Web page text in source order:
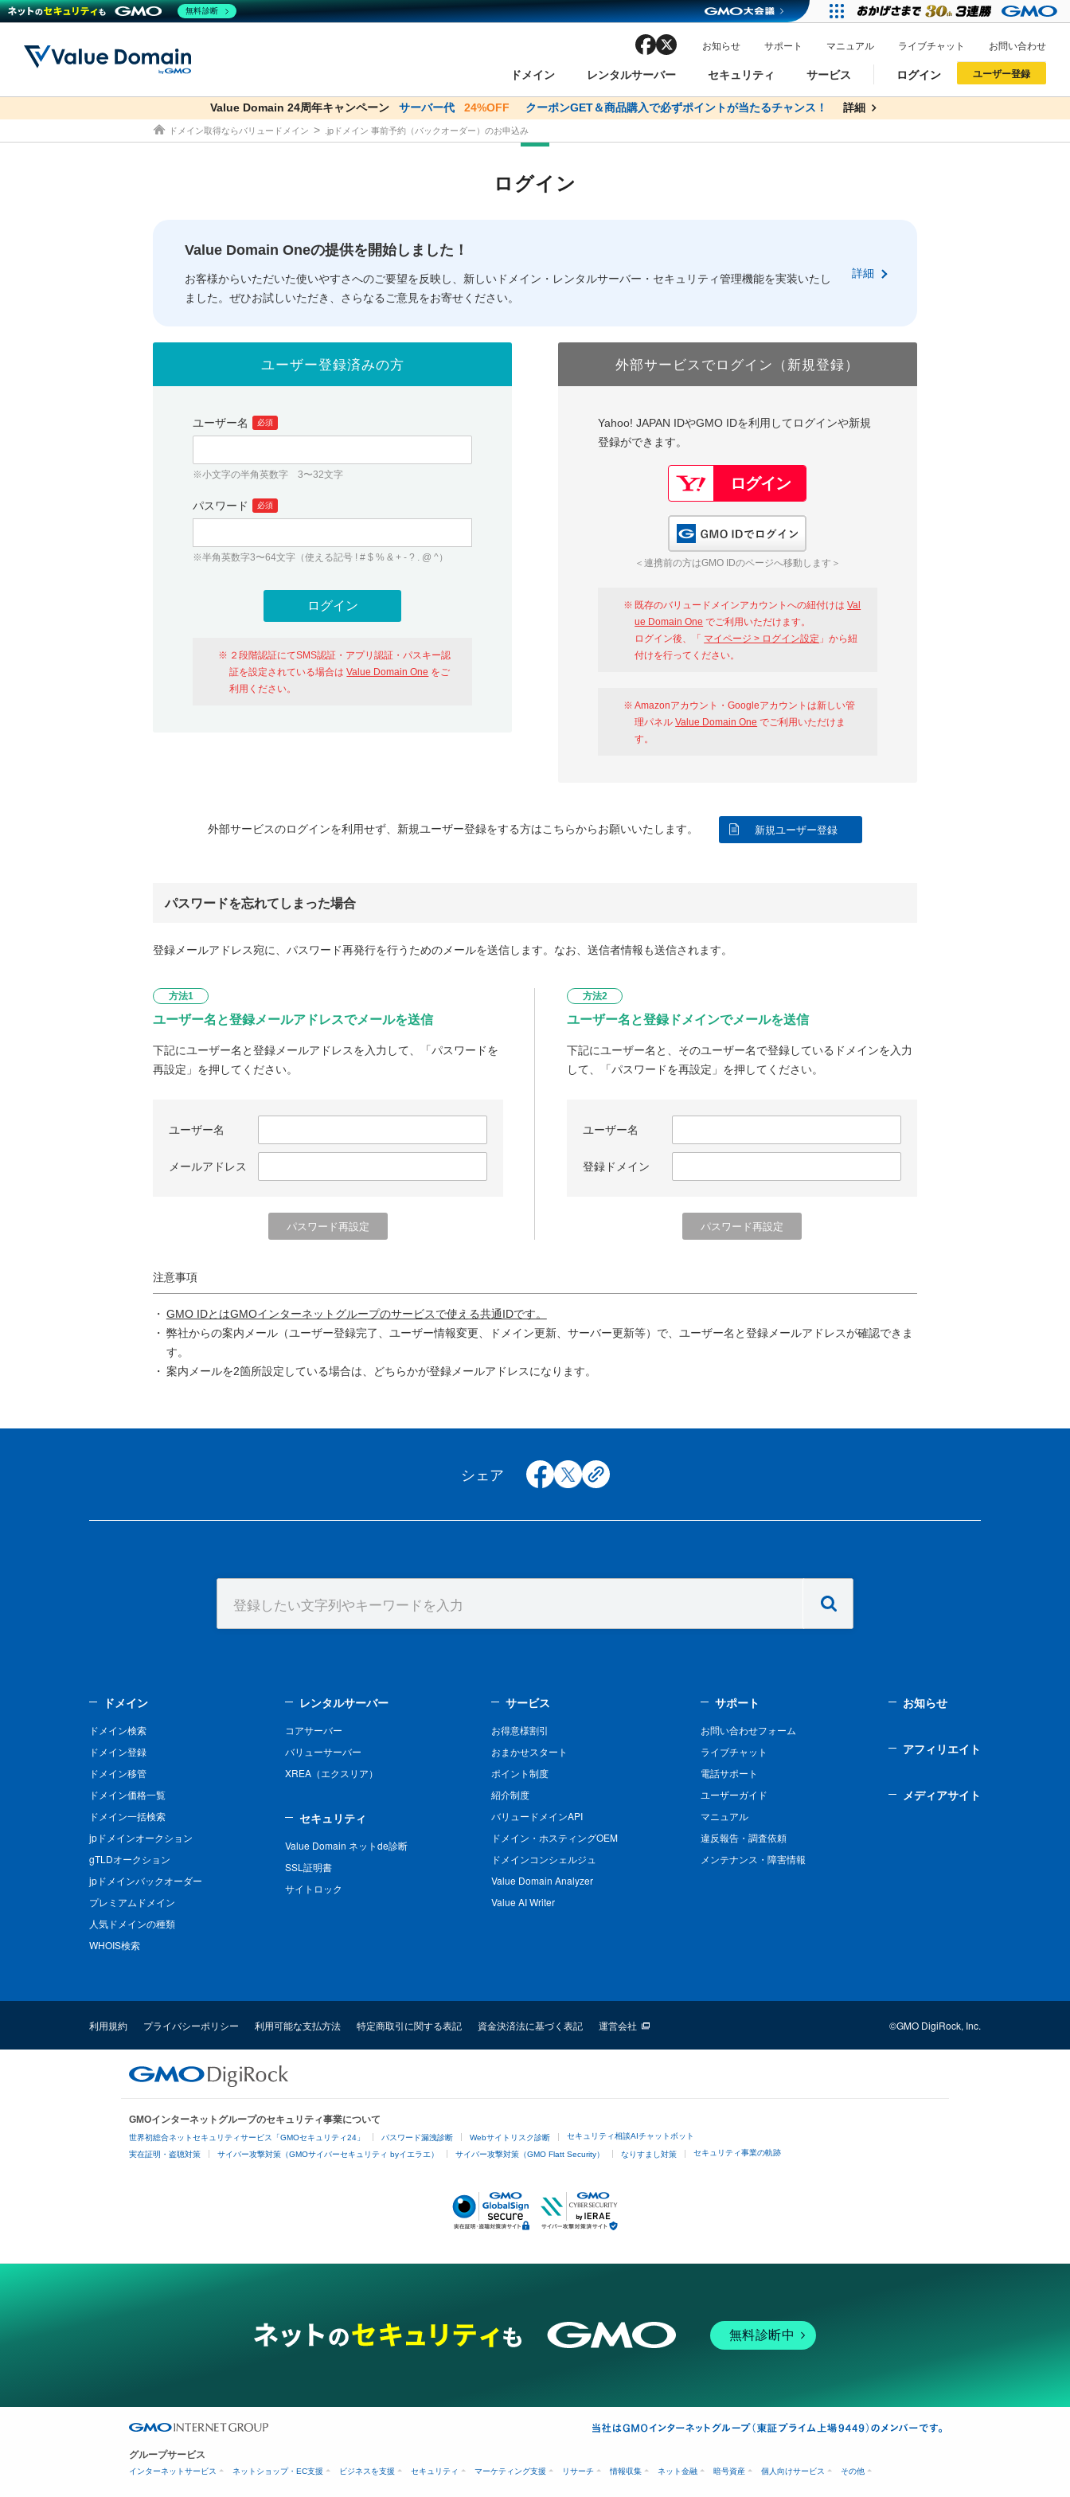
ドメイン
ドメイン ドメイン検索
ドメイン一括検索
人気ドメインの種類 WHOIS検索
レンタルサーバー
レンタルサーバー コアサーバー
セキュリティ
セキュリティ Value Domain ネットde診断
サービス
サービス お得意様割引
バリュードメインAPI
facebook お知らせ サポート マニュアル ライブチャット お問い合わせ
ログイン
従来のバリュードメインをご利用希望の方 おすすめ One レンタルサーバーを含む最新の機能を使う方
以下でもログイン可能
ユーザー登録
従来のバリュードメインをご利用希望の方 おすすめ One レンタルサーバーを含む最新の機能を使う方
以下でも登録可能
Value Domain 24周年キャンペーン サーバー代 24%OFF クーポンGET＆商品購入で必ずポイントが当たるチャンス！ 詳細
co.jpドメイン✕コアサーバーV2ビジネス応援キャンペーン サーバー料金1年間無料 詳細
ドメイン取得ならバリュードメイン .jpドメイン 事前予約（バックオーダー）のお申込み
ログイン
Value Domain Oneの提供を開始しました！
お客様からいただいた使いやすさへのご要望を反映し、新しいドメイン・レンタルサーバー・セキュリティ管理機能を実装いたし
ました。ぜひお試しいただき、さらなるご意見をお寄せください。
詳細
ユーザー登録済みの方
ユーザー名 必須
※小文字の半角英数字 3〜32文字
パスワード 必須
※半角英数字3〜64文字（使える記号 ! # $ % & + - ? . @ ^）
２段階認証にてSMS認証・アプリ認証・パスキー認
証を設定されている場合はValue Domain One をご
利用ください。
外部サービスでログイン（新規登録）
Yahoo! JAPAN IDやGMO IDを利用してログインや新規
登録ができます。
＜連携前の方はGMO IDのページへ移動します＞
既存のバリュードメインアカウントへの紐付けはVal
ue Domain One でご利用いただけます。
ログイン後、「 マイページ > ログイン設定 」から紐
付けを行ってください。
Amazonアカウント・Googleアカウントは新しい管
理パネルValue Domain One でご利用いただけま
す。
外部サービスのログインを利用せず、新規ユーザー登録をする方はこちらからお願いいたします。 新規ユーザー登録
パスワードを忘れてしまった場合
登録メールアドレス宛に、パスワード再発行を行うためのメールを送信します。なお、送信者情報も送信されます。
方法1
ユーザー名と登録メールアドレスでメールを送信
下記にユーザー名と登録メールアドレスを入力して、「パスワードを
再設定」を押してください。
ユーザー名
メールアドレス
方法2
ユーザー名と登録ドメインでメールを送信
下記にユーザー名と、そのユーザー名で登録しているドメインを入力
して、「パスワードを再設定」を押してください。
ユーザー名
登録ドメイン
注意事項
GMO IDとはGMOインターネットグループのサービスで使える共通IDです。
弊社からの案内メール（ユーザー登録完了、ユーザー情報変更、ドメイン更新、サーバー更新等）で、ユーザー名と登録メールアドレスが確認できま
す。
案内メールを2箇所設定している場合は、どちらかが登録メールアドレスになります。
シェア facebook
x copy
ドメイン
ドメイン検索
ドメイン登録
ドメイン移管
ドメイン価格一覧
ドメイン一括検索
jpドメインオークション
gTLDオークション
jpドメインバックオーダー
プレミアムドメイン
人気ドメインの種類
WHOIS検索
レンタルサーバー
コアサーバー
バリューサーバー
XREA（エクスリア）
セキュリティ
Value Domain ネットde診断
SSL証明書
サイトロック
サービス
お得意様割引
おまかせスタート
ポイント制度
紹介制度
バリュードメインAPI
ドメイン・ホスティングOEM
ドメインコンシェルジュ
Value Domain Analyzer
Value AI Writer
サポート
お問い合わせフォーム
ライブチャット
電話サポート
ユーザーガイド
マニュアル
違反報告・調査依頼
メンテナンス・障害情報
お知らせ
アフィリエイト
メディアサイト
利用規約 プライバシーポリシー 利用可能な支払方法 特定商取引に関する表記 資金決済法に基づく表記 運営会社 ©GMO DigiRock, Inc.
GMOインターネットグループのセキュリティ事業について
世界初総合ネットセキュリティサービス「GMOセキュリティ24」 パスワード漏洩診断 Webサイトリスク診断 セキュリティ相談AIチャットボット
実在証明・盗聴対策 サイバー攻撃対策（GMOサイバーセキュリティ byイエラエ） サイバー攻撃対策（GMO Flatt Security） なりすまし対策 セキュリティ事業の軌跡
無料診断中
グループサービス
インターネットサービス ネットショップ・EC支援 ビジネスを支援 セキュリティ マーケティング支援 リサーチ 情報収集 ネット金融 暗号資産 個人向けサービス その他
無料診断